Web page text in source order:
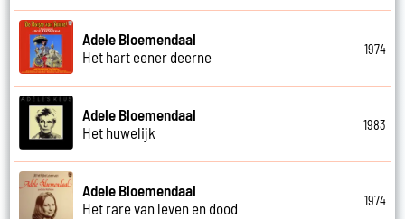
Adele Bloemendaal
Het hart eener deerne
1974
Adele Bloemendaal
Het huwelijk
1983
Adele Bloemendaal
Het rare van leven en dood
1974